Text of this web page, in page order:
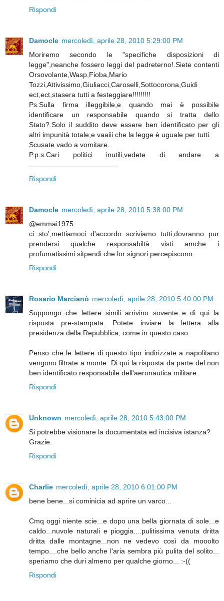
Rispondi
Damocle mercoledì, aprile 28, 2010 5:29:00 PM
Moriremo secondo le "specifiche disposizioni di
legge",neanche fossero leggi del padreterno!.Siete contenti
Orsovolante,Wasp,Fioba,Mario
Tozzi,Attivissimo,Giuliacci,Caroselli,Sottocorona,Guidi
ect,ect,stasera tutti a festeggiare!!!!!!!!!
Ps.Sulla firma illeggibile,e quando mai è possibile
identificare un responsabile quando si tratta dello
Stato?.Solo il suddito deve essere ben identificato per gli
altri impunità totale,e vaaiii che la legge è uguale per tutti.
Scusate vado a vomitare.
P.p.s.Cari politici inutili,vedete di andare a
Rispondi
Damocle mercoledì, aprile 28, 2010 5:38:00 PM
@emmai1975
ci sto',mettiamoci d'accordo scriviamo tutti,dovranno pur
prendersi qualche responsabiltà visti amche i
profumatissimi sitpendi che lor signori percepiscono.
Rispondi
Rosario Marcianò mercoledì, aprile 28, 2010 5:40:00 PM
Suppongo che lettere simili arrivino sovente e di qui la
risposta pre-stampata. Potete inviare la lettera alla
presidenza della Repubblica, come in questo caso.
Penso che le lettere di questo tipo indirizzate a napolitano
vengono filtrate a monte. Di qui la risposta da parte del non
ben identificato responsabile dell'aeronautica militare.
Rispondi
Unknown mercoledì, aprile 28, 2010 5:43:00 PM
Si potrebbe visionare la documentata ed incisiva istanza?
Grazie.
Rispondi
Charlie mercoledì, aprile 28, 2010 6:01:00 PM
bene bene...si cominicia ad aprire un varco...
Cmq oggi niente scie...e dopo una bella giornata di sole...e
caldo...nuvole naturali e pioggia....pulitissima venuta dritta
dritta dalle montagne...non ne vedevo così da mooolto
tempo....che bello anche l'aria sembra più pulita del solito...
speriamo che duri almeno per qualche giorno... :-((
Rispondi